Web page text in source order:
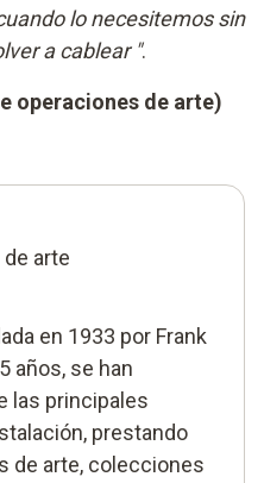
lo necesitemos sin
a cablear ".
operaciones de arte)
arte
en 1933 por Frank
años, se han
las principales
prestando
de arte, colecciones